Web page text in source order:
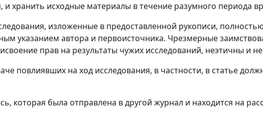
хранить исходные материалы в течение разумного периода
изложенные в предоставленной рукописи,
указанием автора и первоисточника. Чрезмерные
прав на результаты чужих исследований, неэтичны и
повлиявших на ход исследования, в частности, в статье
которая была отправлена в другой журнал и находится на